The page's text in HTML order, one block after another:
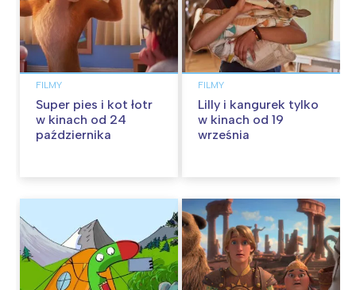
FILMY
Super pies i kot łotr
w kinach od 24
października
FILMY
Lilly i kangurek tylko
w kinach od 19
września